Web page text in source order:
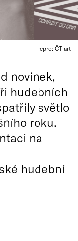
repro: ČT art
novinek,
hudebních
světlo
roku.
na
hudební